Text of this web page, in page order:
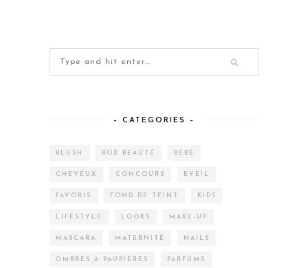
– CATEGORIES –
BLUSH BOX BEAUTÉ BÉBÉ
CHEVEUX CONCOURS EVEIL
FAVORIS FOND DE TEINT KIDS
LIFESTYLE LOOKS MAKE-UP
MASCARA MATERNITÉ NAILS
OMBRES À PAUPIÈRES PARFUMS